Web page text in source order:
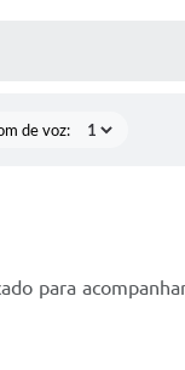
de voz:
para